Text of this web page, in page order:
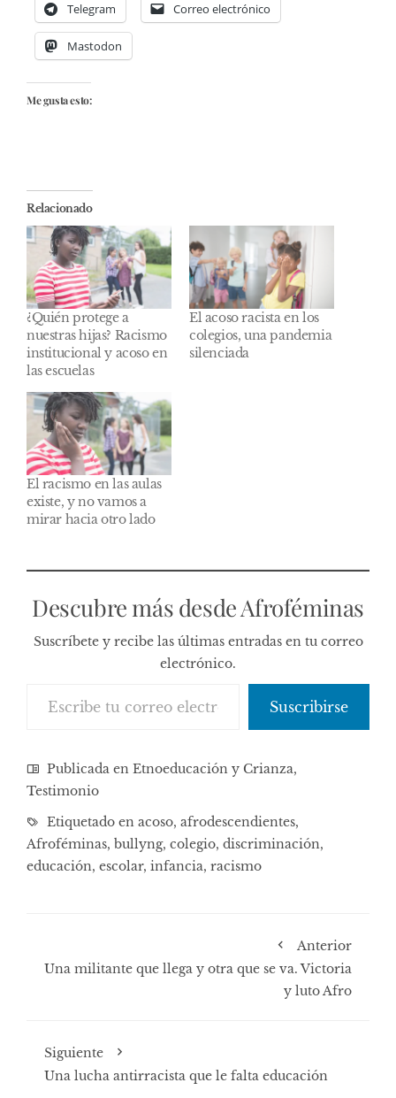
Telegram Correo electrónico
Mastodon
Me gusta esto:
Relacionado
¿Quién protege a
nuestras hijas? Racismo
institucional y acoso en
las escuelas
El acoso racista en los
colegios, una pandemia
silenciada
El racismo en las aulas
existe, y no vamos a
mirar hacia otro lado
Descubre más desde Afroféminas
Suscríbete y recibe las últimas entradas en tu correo
electrónico.
Suscribirse
Publicada en Etnoeducación y Crianza,
Testimonio
Etiquetado en acoso, afrodescendientes,
Afroféminas, bullyng, colegio, discriminación,
educación, escolar, infancia, racismo
Anterior
Una militante que llega y otra que se va. Victoria
y luto Afro
Siguiente
Una lucha antirracista que le falta educación